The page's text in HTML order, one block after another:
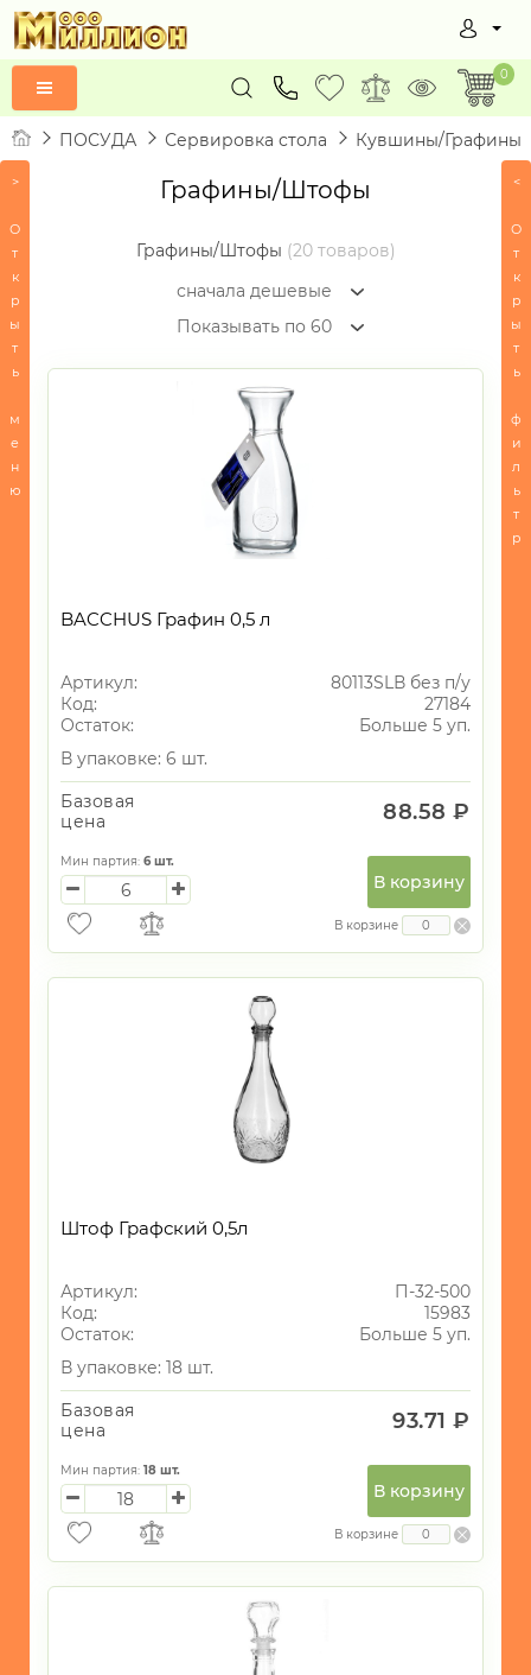
0
ПОСУДА Сервировка стола Кувшины/Графины
по
СЕРТИФИКАТЫ
-
Сервировка
стола
Кондитерские
принадлежности
запекания
Хранение
БЫТОВАЯ
ТЕХНИКА
ТЕКСТИЛЬ
ОСВЕЩЕНИЕ
ТОВАРЫ
ТУРИЗМА
ПИКНИКА
МОРСКАЯ
ТЕМАТИКА
САД
>
О
т
к
р
ы
т
ь
м
е
н
ю
Графины/Штофы
Графины/Штофы (20 товаров)
сначала дешевые
Показывать по 60
BACCHUS Графин 0,5 л
Артикул:
80113SLВ без п/у
Код:
27184
Остаток:
Больше 5 уп.
В упаковке: 6 шт.
Базовая
цена
88.58 ₽
Мин партия: 6 шт.
В корзину
В корзине
Штоф Графский 0,5л
Артикул:
П-32-500
Код:
15983
Остаток:
Больше 5 уп.
В упаковке: 18 шт.
Базовая
цена
93.71 ₽
Мин партия: 18 шт.
В корзину
В корзине
<
О
т
к
р
ы
т
ь
ф
и
л
ь
т
р